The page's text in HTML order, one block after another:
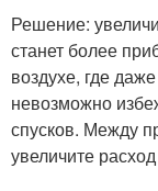
Решение:
станет более
воздухе, где
невозможно
спусков. Между
увеличите